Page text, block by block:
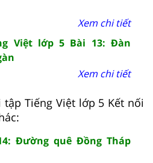
Xem chi tiết
Việt lớp 5 Bài 13: Đàn
Xem chi tiết
Tiếng Việt lớp 5 Kết nối
Đường quê Đồng Tháp